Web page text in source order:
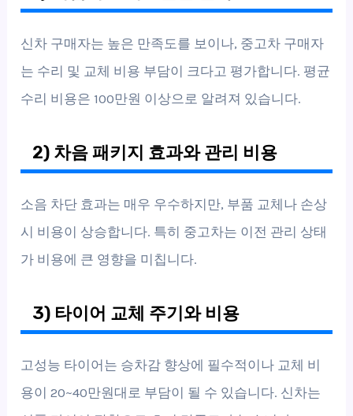
신차 구매자는 높은 만족도를 보이나, 중고차 구매자
는 수리 및 교체 비용 부담이 크다고 평가합니다. 평균
수리 비용은 100만원 이상으로 알려져 있습니다.
2) 차음 패키지 효과와 관리 비용
소음 차단 효과는 매우 우수하지만, 부품 교체나 손상
시 비용이 상승합니다. 특히 중고차는 이전 관리 상태
가 비용에 큰 영향을 미칩니다.
3) 타이어 교체 주기와 비용
고성능 타이어는 승차감 향상에 필수적이나 교체 비
용이 20~40만원대로 부담이 될 수 있습니다. 신차는